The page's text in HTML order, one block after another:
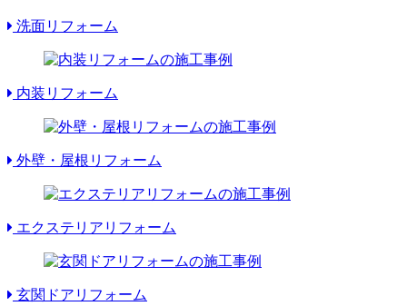
洗面リフォーム
内装リフォーム
外壁・屋根リフォーム
エクステリアリフォーム
玄関ドアリフォーム